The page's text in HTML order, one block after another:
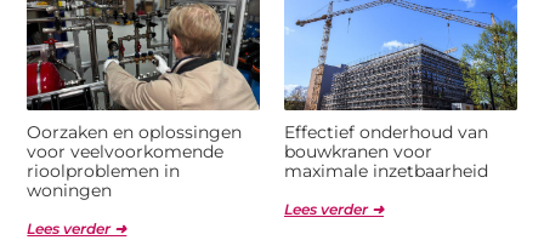
Oorzaken en oplossingen
voor veelvoorkomende
rioolproblemen in
woningen
Lees verder ➜
Effectief onderhoud van
bouwkranen voor
maximale inzetbaarheid
Lees verder ➜